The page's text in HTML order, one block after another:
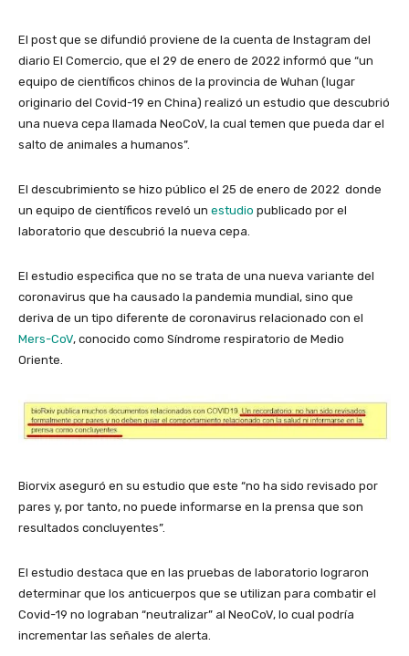
El post que se difundió proviene de la cuenta de Instagram del
diario El Comercio, que el 29 de enero de 2022 informó que “un
equipo de científicos chinos de la provincia de Wuhan (lugar
originario del Covid-19 en China) realizó un estudio que descubrió
una nueva cepa llamada NeoCoV, la cual temen que pueda dar el
salto de animales a humanos”.
El descubrimiento se hizo público el 25 de enero de 2022 donde
un equipo de científicos reveló un estudio publicado por el
laboratorio que descubrió la nueva cepa.
El estudio especifica que no se trata de una nueva variante del
coronavirus que ha causado la pandemia mundial, sino que
deriva de un tipo diferente de coronavirus relacionado con el
Mers-CoV, conocido como Síndrome respiratorio de Medio
Oriente.
Biorvix aseguró en su estudio que este “no ha sido revisado por
pares y, por tanto, no puede informarse en la prensa que son
resultados concluyentes”.
El estudio destaca que en las pruebas de laboratorio lograron
determinar que los anticuerpos que se utilizan para combatir el
Covid-19 no lograban “neutralizar” al NeoCoV, lo cual podría
incrementar las señales de alerta.